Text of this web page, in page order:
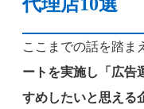
代理店10選
ここまでの話を踏ま
ートを実施し「広告
すめしたいと思える